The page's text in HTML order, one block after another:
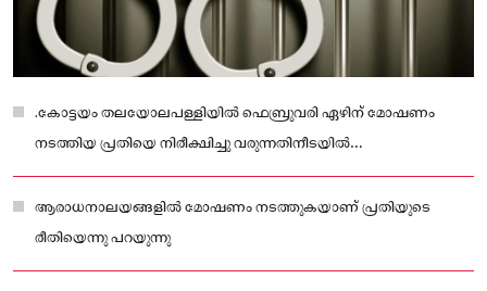
.കോട്ടയം തലയോലപള്ളിയിൽ ഫെബ്രുവരി ഏഴിന് മോഷണം
നടത്തിയ പ്രതിയെ നിരീക്ഷിച്ചു വരുന്നതിനീടയിൽ
വടക്കാഞ്ചേരിയിൽ എത്തിയതായി കിട്ടിയ രഹസ്യ വിവരത്തെ
തുടർന്നാണ് അറസ്റ്റ് .
ആരാധനാലയങ്ങളിൽ മോഷണം നടത്തുകയാണ് പ്രതിയുടെ
രീതിയെന്നു പറയുന്നു